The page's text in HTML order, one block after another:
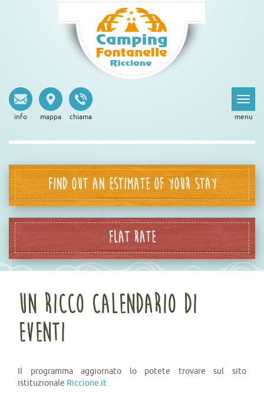
info mappa chiama menu
FIND OUT AN ESTIMATE OF YOUR STAY
FLAT RATE
UN RICCO CALENDARIO DI
EVENTI
Il programma aggiornato lo potete trovare sul sito
istituzionale Riccione.it